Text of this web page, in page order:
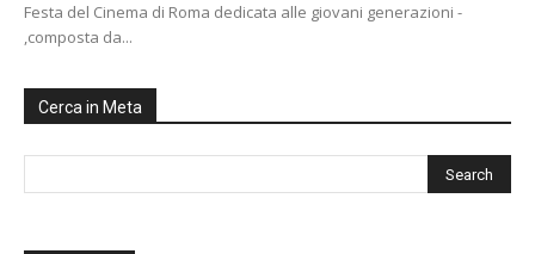
Festa del Cinema di Roma dedicata alle giovani generazioni -
,composta da...
Cerca in Meta